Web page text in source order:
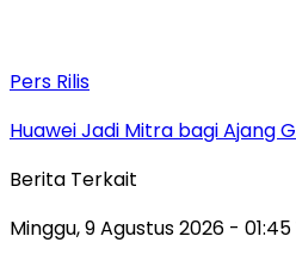
Pers Rilis
Huawei Jadi Mitra bagi Ajang
Berita Terkait
Minggu, 9 Agustus 2026 - 01:45